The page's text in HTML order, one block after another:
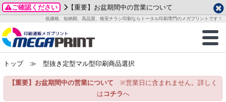
ご確認ください 【重要】お盆期間中の営業について
低価格、短納期、高品質、格安チラシ印刷ならトータル印刷専門のメガプリントです！
商品一覧
グッズ
ステッカー
ご利用ガイド
お客様へ
いて
刷
カード印刷
データ作成ガイド
成前に
ガイド
テンプレート
ード印刷
名刺印刷
一覧
わせ
2026年 8月
月
火 水 木 金
土
1
3
4 5 6 7
8
15
トップ≫ 型抜き定型マル型印刷商品選択
【重要】お盆期間中の営業について ※営業日に含まれません。詳しく
は コチラへ